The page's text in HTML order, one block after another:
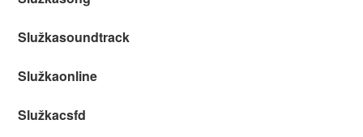
Služkasoundtrack
Služkaonline
Služkacsfd